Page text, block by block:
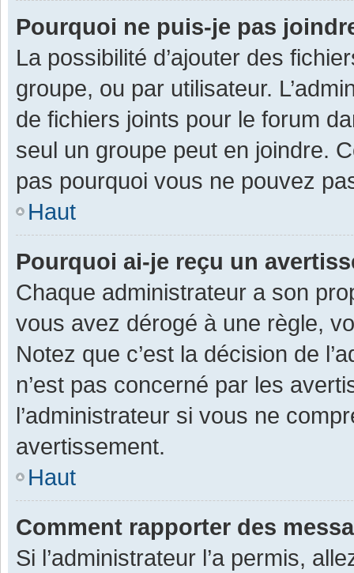
Pourquoi ne puis-je pas
La possibilité d’ajouter des
groupe, ou par utilisateur.
de fichiers joints pour le forum
seul un groupe peut en joindre.
pas pourquoi vous ne pouvez
Haut
Pourquoi ai-je reçu un
Chaque administrateur a son
vous avez dérogé à une règle,
Notez que c’est la décision de
n’est pas concerné par les
l’administrateur si vous ne
avertissement.
Haut
Comment rapporter des
Si l’administrateur l’a permis,